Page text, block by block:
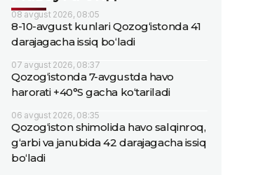
08 avgust 2026, 08:05
8-10-avgust kunlari Qozog‘istonda 41
darajagacha issiq bo‘ladi
07 avgust 2026, 08:37
Qozog‘istonda 7-avgustda havo
harorati +40°S gacha ko‘tariladi
06 avgust 2026, 08:35
Qozog‘iston shimolida havo salqinroq,
g‘arbi va janubida 42 darajagacha issiq
bo‘ladi